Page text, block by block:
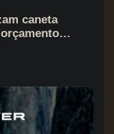
caneta
de aperto